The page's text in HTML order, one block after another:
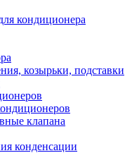
кондиционера
козырьки, подставки
клапана
конденсации